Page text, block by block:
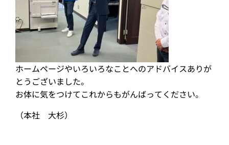
ホームページやいろいろなことへのアドバイスありが
とうございました。
お体に気をつけてこれからもがんばってください。
（本社 大杉）